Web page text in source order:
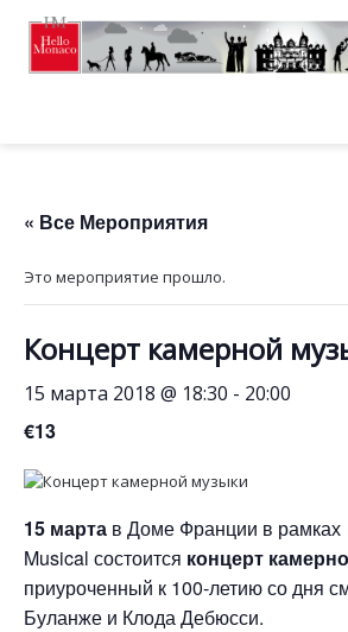
« Все Мероприятия
Это мероприятие прошло.
Концерт камерной
15 марта 2018 @ 18:30 - 20:00
€13
15 марта в Доме Франции в
Musical состоится концерт
приуроченный к 100-летию со дня
Буланже и Клода Дебюсси.